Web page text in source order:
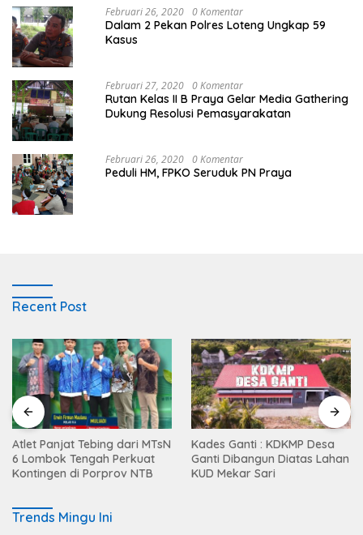
Februari 26, 2020 0 Komentar
Dalam 2 Pekan Polres Loteng Ungkap 59
Kasus
Februari 27, 2020 0 Komentar
Rutan Kelas II B Praya Gelar Media Gathering
Dukung Resolusi Pemasyarakatan
Februari 26, 2020 0 Komentar
Peduli HM, FPKO Seruduk PN Praya
Recent Post
Atlet Panjat Tebing dari MTsN
6 Lombok Tengah Perkuat
Kontingen di Porprov NTB
Kades Ganti : KDKMP Desa
Ganti Dibangun Diatas Lahan
KUD Mekar Sari
Trends Mingu Ini